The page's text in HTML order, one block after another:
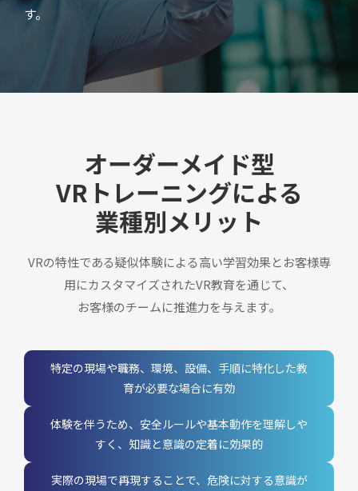
す。
オーダーメイド型
VRトレーニングによる
業種別メリット
VRの特性である疑似体験による高い学習効果とお客様専
用にカスタマイズされたVR教育を通じて、
お客様のチームに推進力を与えます。
特定の現場や職務、環境、設備、手順に特化した教
育が必要な場合に有効
体験を伴うため、安全ルールや基本動作を理解しや
すく、知識と意識の定着に効果的
実際の現場で再現することで、危険に対する意識が